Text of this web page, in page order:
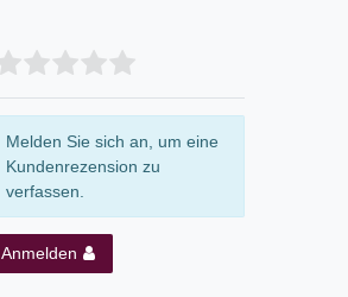
Melden Sie sich an, um eine
Kundenrezension zu
verfassen.
Anmelden